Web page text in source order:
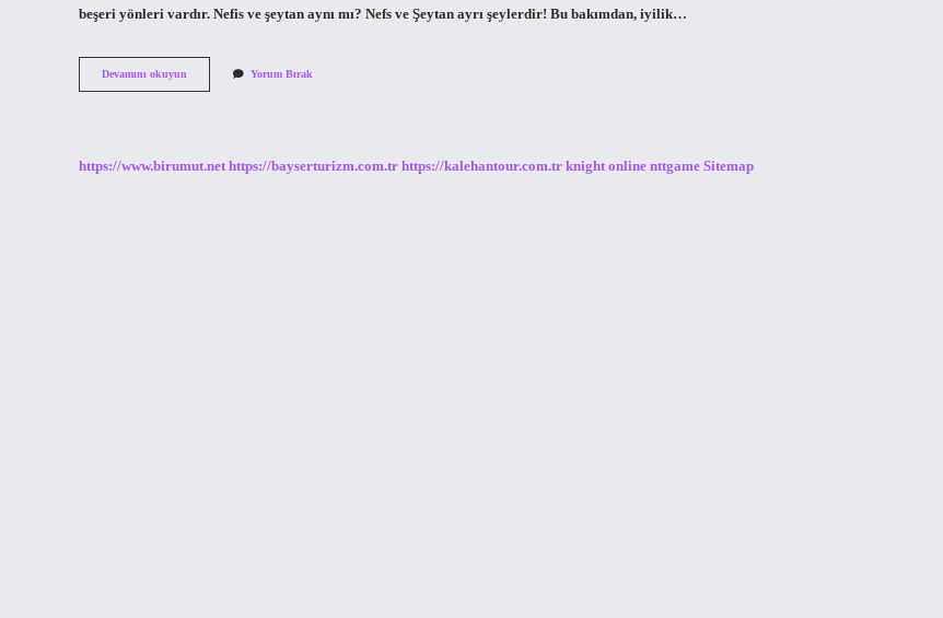
beşeri yönleri vardır. Nefis ve şeytan aynı mı? Nefs ve Şeytan ayrı şeylerdir! Bu bakımdan, iyilik…
Devamını okuyun
Ile
Yorum Bırak
https://www.birumut.net https://bayserturizm.com.tr https://kalehantour.com.tr knight online nttgame Sitemap